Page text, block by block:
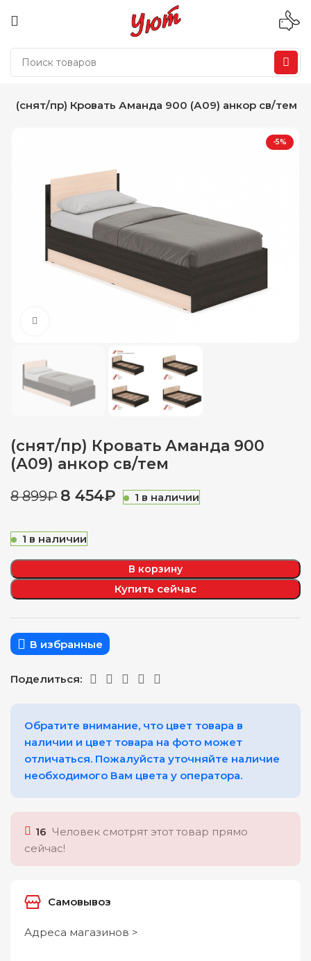
(снят/пр) Кровать Аманда 900 (А09) анкор св/тем
-5%
(снят/пр) Кровать Аманда 900
(А09) анкор св/тем
8 899₽ 8 454₽ 1 в наличии
1 в наличии
В корзину
Купить сейчас
В избранные
Поделиться:
Обратите внимание, что цвет товара в
наличии и цвет товара на фото может
отличаться. Пожалуйста уточняйте наличие
необходимого Вам цвета у оператора.
16 Человек смотрят этот товар прямо
сейчас!
Самовывоз
Адреса магазинов >